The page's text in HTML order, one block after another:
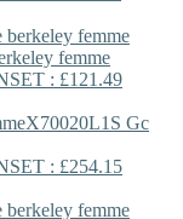
femme
: £121.49
X70020L1S Gc
: £254.15